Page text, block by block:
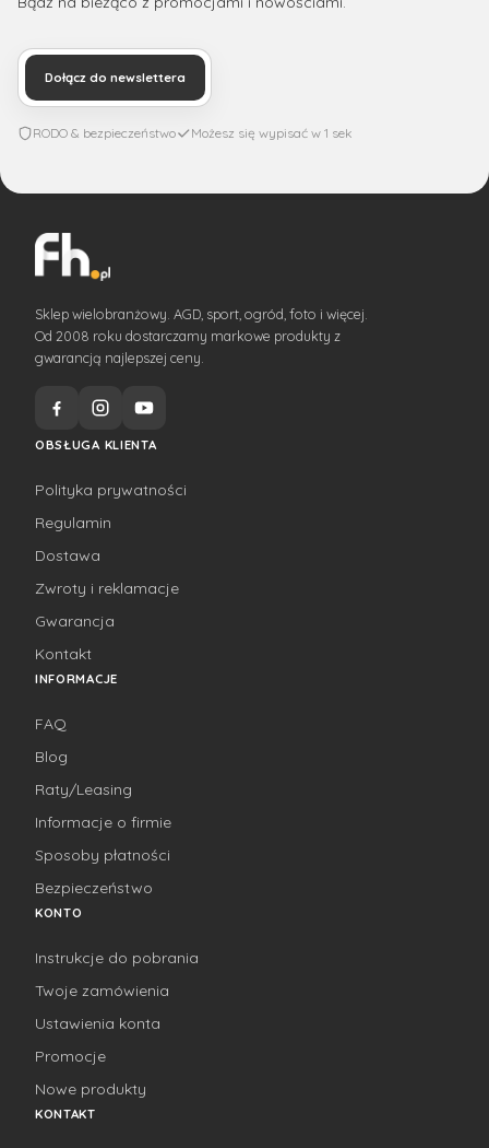
Dołącz do newslettera
RODO & bezpieczeństwo Możesz się wypisać w 1 sek
Sklep wielobranżowy. AGD, sport, ogród, foto i więcej.
Od 2008 roku dostarczamy markowe produkty z
gwarancją najlepszej ceny.
OBSŁUGA KLIENTA
Polityka prywatności
Regulamin
Dostawa
Zwroty i reklamacje
Gwarancja
Kontakt
INFORMACJE
FAQ
Blog
Raty/Leasing
Informacje o firmie
Sposoby płatności
Bezpieczeństwo
KONTO
Instrukcje do pobrania
Twoje zamówienia
Ustawienia konta
Promocje
Nowe produkty
KONTAKT